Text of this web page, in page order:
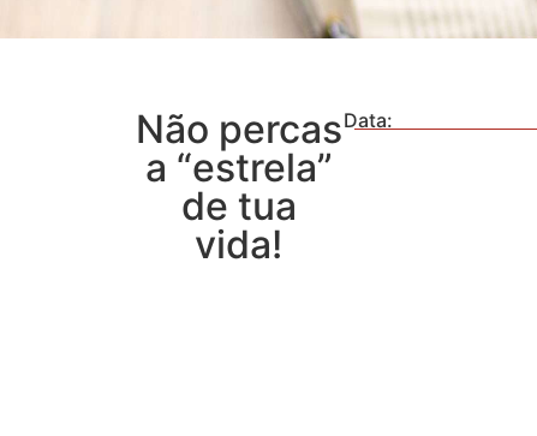
Não percas
a “estrela”
de tua
vida!
Data: